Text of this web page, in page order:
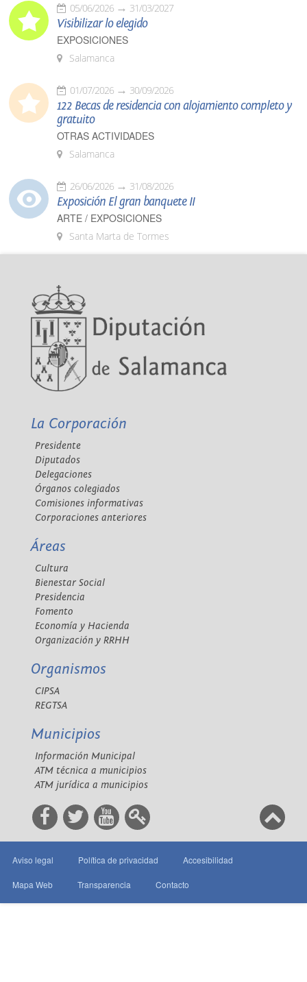
05/06/2026 31/03/2027
Visibilizar lo elegido
EXPOSICIONES
Salamanca
01/07/2026 30/09/2026
122 Becas de residencia con alojamiento completo y
gratuito
OTRAS ACTIVIDADES
Salamanca
26/06/2026 31/08/2026
Exposición El gran banquete II
ARTE / EXPOSICIONES
Santa Marta de Tormes
La Corporación
Presidente
Diputados
Delegaciones
Órganos colegiados
Comisiones informativas
Corporaciones anteriores
Áreas
Cultura
Bienestar Social
Presidencia
Fomento
Economía y Hacienda
Organización y RRHH
Organismos
CIPSA
REGTSA
Municipios
Información Municipal
ATM técnica a municipios
ATM jurídica a municipios
Aviso legal Política de privacidad Accesibilidad
Mapa Web Transparencia Contacto